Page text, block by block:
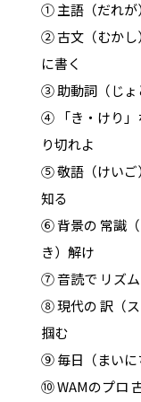
① 主語（だれが
② 古文（むかし
に書く
③ 助動詞（じょ
④ 「き・けり」
り切れよ
⑤ 敬語（けいご
知る
⑥ 背景の 常識
き）解け
⑦ 音読で リズ
⑧ 現代の 訳（ス
掴む
⑨ 毎日（まいに
⑩ WAMのプロ